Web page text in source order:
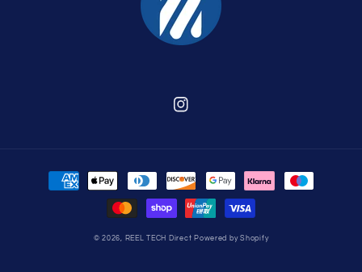
Instagram
Zahlungsmethoden
© 2026, REEL TECH Direct Powered by Shopify